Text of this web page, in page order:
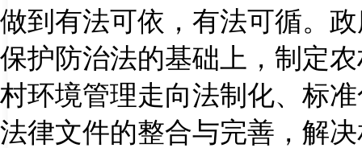
做到有法可依，有法可循。
保护防治法的基础上，制定
村环境管理走向法制化、标
法律文件的整合与完善，解